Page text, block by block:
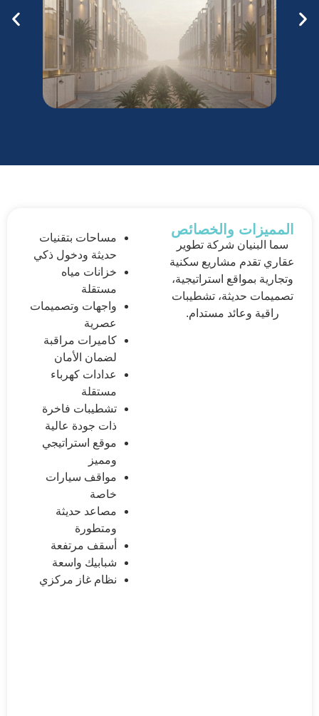
المميزات والخصائص
سما البنيان شركة تطوير
عقاري تقدم مشاريع سكنية
وتجارية بمواقع استراتيجية،
تصميمات حديثة، تشطيبات
راقية وعائد مستدام.
مساحات بتقنيات
حديثة ودخول ذكي
خزانات مياه
مستقلة
واجهات وتصميمات
عصرية
كاميرات مراقبة
لضمان الأمان
عدادات كهرباء
مستقلة
تشطيبات فاخرة
ذات جودة عالية
موقع استراتيجي
ومميز
مواقف سيارات
خاصة
مصاعد حديثة
ومتطورة
أسقف مرتفعة
شبابيك واسعة
نظام غاز مركزي